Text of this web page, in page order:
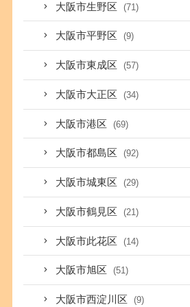
大阪市生野区 (71)
大阪市平野区 (9)
大阪市東成区 (57)
大阪市大正区 (34)
大阪市港区 (69)
大阪市都島区 (92)
大阪市城東区 (29)
大阪市鶴見区 (21)
大阪市此花区 (14)
大阪市旭区 (51)
大阪市西淀川区 (9)